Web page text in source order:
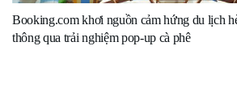
Booking.com khơi nguồn cảm hứng du lịch
thông qua trải nghiệm pop-up cà phê